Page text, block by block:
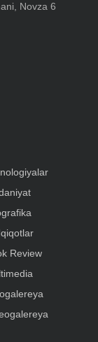
Novza 6
Review